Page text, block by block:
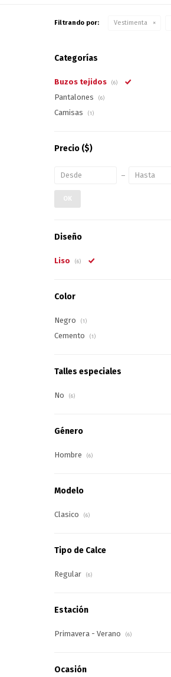
Filtrando por: Vestimenta
Categorías
Buzos tejidos (6)
Pantalones (6)
Camisas (1)
Precio ($)
OK
Diseño
Liso (6)
Color
Negro (1)
Cemento (1)
Talles especiales
No (6)
Género
Hombre (6)
Modelo
Clasico (6)
Tipo de Calce
Regular (6)
Estación
Primavera - Verano (6)
Ocasión